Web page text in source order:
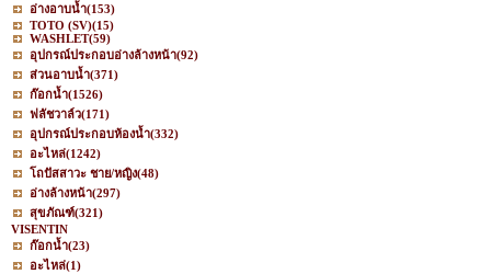
อ่างอาบน้ำ(153)
TOTO (SV)(15)
WASHLET(59)
อุปกรณ์ประกอบอ่างล้างหน้า(92)
ส่วนอาบน้ำ(371)
ก๊อกน้ำ(1526)
ฟลัชวาล์ว(171)
อุปกรณ์ประกอบห้องน้ำ(332)
อะไหล่(1242)
โถปัสสาวะ ชาย/หญิง(48)
อ่างล้างหน้า(297)
สุขภัณฑ์(321)
VISENTIN
ก๊อกน้ำ(23)
อะไหล่(1)